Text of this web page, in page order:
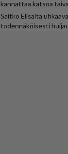
kannattaa katsoa
Saitko Elisalta
todennäköisesti